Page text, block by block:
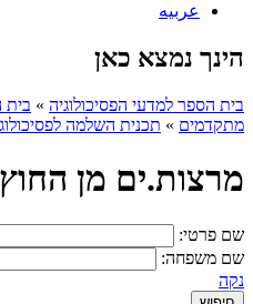
عربيه
הינך נמצא כאן
בית הספר למדעי הפסיכולוגיה » בית
מתקדמים » תכנית השלמה
מרצות.ים מן החוץ
שם פרטי:
שם משפחה:
נקה